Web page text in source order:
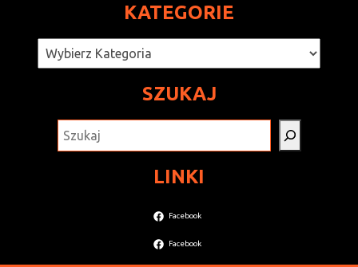
KATEGORIE
Kategorie
SZUKAJ
LINKI
Facebook
Facebook